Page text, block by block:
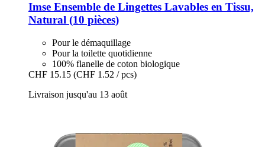
Imse Ensemble de Lingettes Lavables en Tissu,
Natural (10 pièces)
Pour le démaquillage
Pour la toilette quotidienne
100% flanelle de coton biologique
CHF 15.15 (CHF 1.52 / pcs)
Livraison jusqu'au 13 août